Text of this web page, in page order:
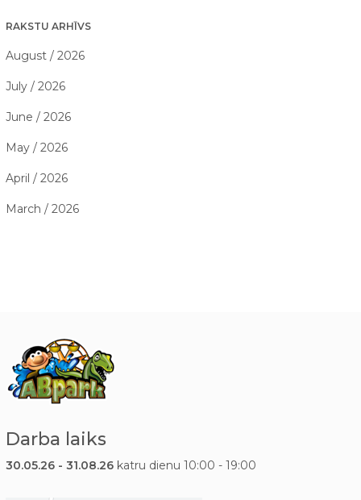
RAKSTU ARHĪVS
August / 2026
July / 2026
June / 2026
May / 2026
April / 2026
March / 2026
Darba laiks
30.05.26 - 31.08.26 katru dienu 10:00 - 19:00